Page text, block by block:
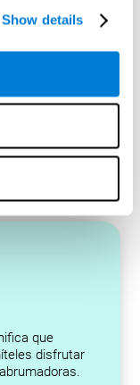
Show details
en
intereses.
su
diferentes
que
disfrutar